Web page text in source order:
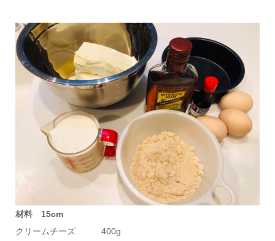
材料 15cm
クリームチーズ 400g